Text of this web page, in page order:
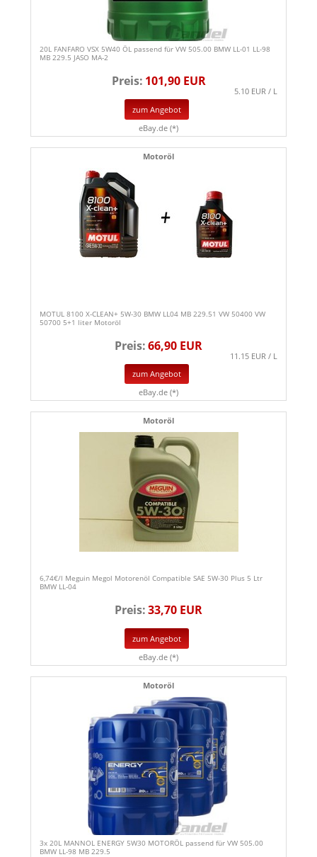
20L FANFARO VSX 5W40 ÖL passend für VW 505.00 BMW LL-01 LL-98
MB 229.5 JASO MA-2
Preis: 101,90 EUR
5.10 EUR / L
zum Angebot
eBay.de (*)
Motoröl
MOTUL 8100 X-CLEAN+ 5W-30 BMW LL04 MB 229.51 VW 50400 VW
50700 5+1 liter Motoröl
Preis:66,90 EUR
11.15 EUR / L
zum Angebot
eBay.de (*)
Motoröl
6,74€/l Meguin Megol Motorenöl Compatible SAE 5W-30 Plus 5 Ltr
BMW LL-04
Preis:33,70 EUR
zum Angebot
eBay.de (*)
Motoröl
3x 20L MANNOL ENERGY 5W30 MOTORÖL passend für VW 505.00
BMW LL-98 MB 229.5